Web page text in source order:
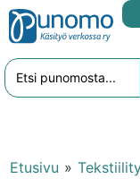
Etusivu »